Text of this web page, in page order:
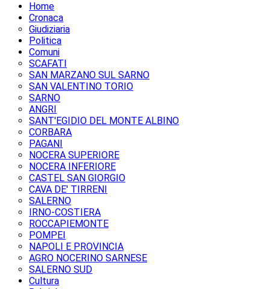
Home
Cronaca
Giudiziaria
Politica
Comuni
SCAFATI
SAN MARZANO SUL SARNO
SAN VALENTINO TORIO
SARNO
ANGRI
SANT'EGIDIO DEL MONTE ALBINO
CORBARA
PAGANI
NOCERA SUPERIORE
NOCERA INFERIORE
CASTEL SAN GIORGIO
CAVA DE' TIRRENI
SALERNO
IRNO-COSTIERA
ROCCAPIEMONTE
POMPEI
NAPOLI E PROVINCIA
AGRO NOCERINO SARNESE
SALERNO SUD
Cultura